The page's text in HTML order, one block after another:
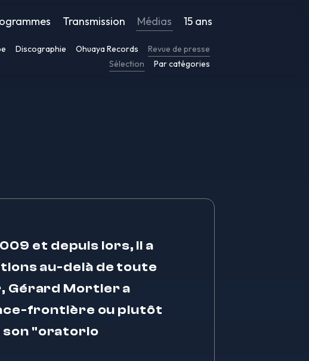
Transmission Médias 15 ans
Discographie Ohuaya Records
Revue de presse
Sélection
Par catégories
et depuis lors, il a
au-delà de toute
Gérard Mortier a
frontière ou plutôt
"oratorio